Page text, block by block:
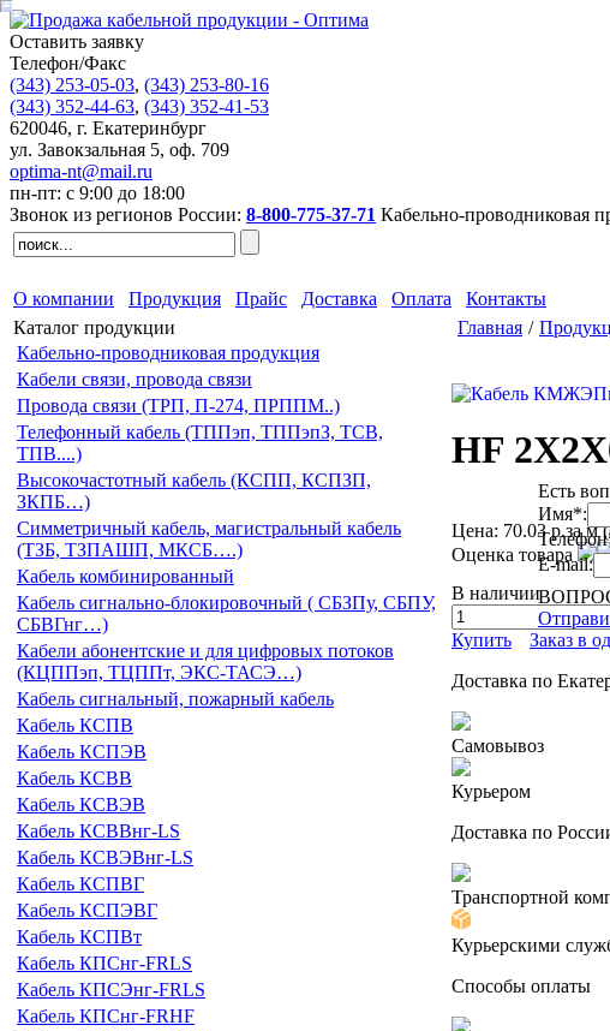
Оставить заявку
Телефон/Факс
(343) 253-05-03, (343) 253-80-16
(343) 352-44-63, (343) 352-41-53
620046, г. Екатеринбург
ул. Завокзальная 5, оф. 709
optima-nt@mail.ru
пн-пт: с 9:00 до 18:00
Звонок из регионов России: 8-800-775-37-71 Кабельно-проводниковая
О компании Продукция Прайс Доставка Оплата
Контакты
Каталог продукции
Кабельно-проводниковая продукция
Кабели связи, провода связи
Провода связи (ТРП, П-274, ПРППМ..)
Телефонный кабель (ТППэп, ТППэпЗ, ТСВ,
ТПВ....)
Высокочастотный кабель (КСПП, КСПЗП,
ЗКПБ…)
Симметричный кабель, магистральный кабель
(ТЗБ, ТЗПАШП, МКСБ….)
Кабель комбинированный
Кабель сигнально-блокировочный ( СБЗПу, СБПУ,
СБВГнг…)
Кабели абонентские и для цифровых потоков
(КЦППэп, ТЦППт, ЭКС-ТАСЭ…)
Кабель сигнальный, пожарный кабель
Кабель КСПВ
Кабель КСПЭВ
Кабель КСВВ
Кабель КСВЭВ
Кабель КСВВнг-LS
Кабель КСВЭВнг-LS
Кабель КСПВГ
Кабель КСПЭВГ
Кабель КСПВт
Кабель КПСнг-FRLS
Кабель КПСЭнг-FRLS
Кабель КПСнг-FRHF
Главная /
HF
Цена: 70.03 р.за м
Оценка товара
В наличии
Купить
Заказ в
Доставка по
Самовывоз
Курьером
Доставка по
Транспортной
Курьерскими
Способы оплаты
Есть
Имя*:
E-mail: